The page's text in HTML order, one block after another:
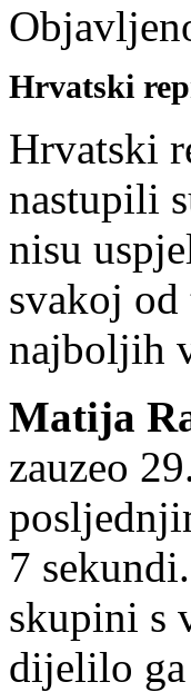
Hrvatski
Hrvatski
nastupili
nisu
svakoj
najboljih
Matija
zauzeo
7 sekundi.
skupini s
dijelilo